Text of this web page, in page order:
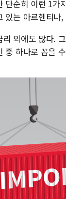
단순히 이런 1가
있는 아르헨티
외에도 많다.
중 하나로 꼽을